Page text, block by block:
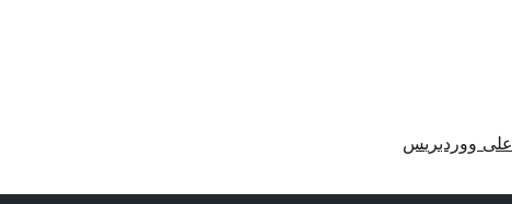
ووردبريس